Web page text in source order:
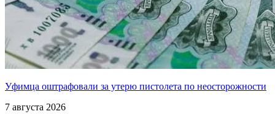
Уфимца оштрафовали за утерю пистолета по неосторожности
7 августа 2026